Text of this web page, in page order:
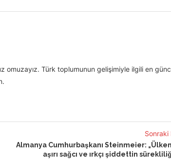
omuzayız. Türk toplumunun gelişimiyle ilgili en
Sonraki
Almanya Cumhurbaşkanı Steinmeier:
aşırı sağcı ve ırkçı şiddettin